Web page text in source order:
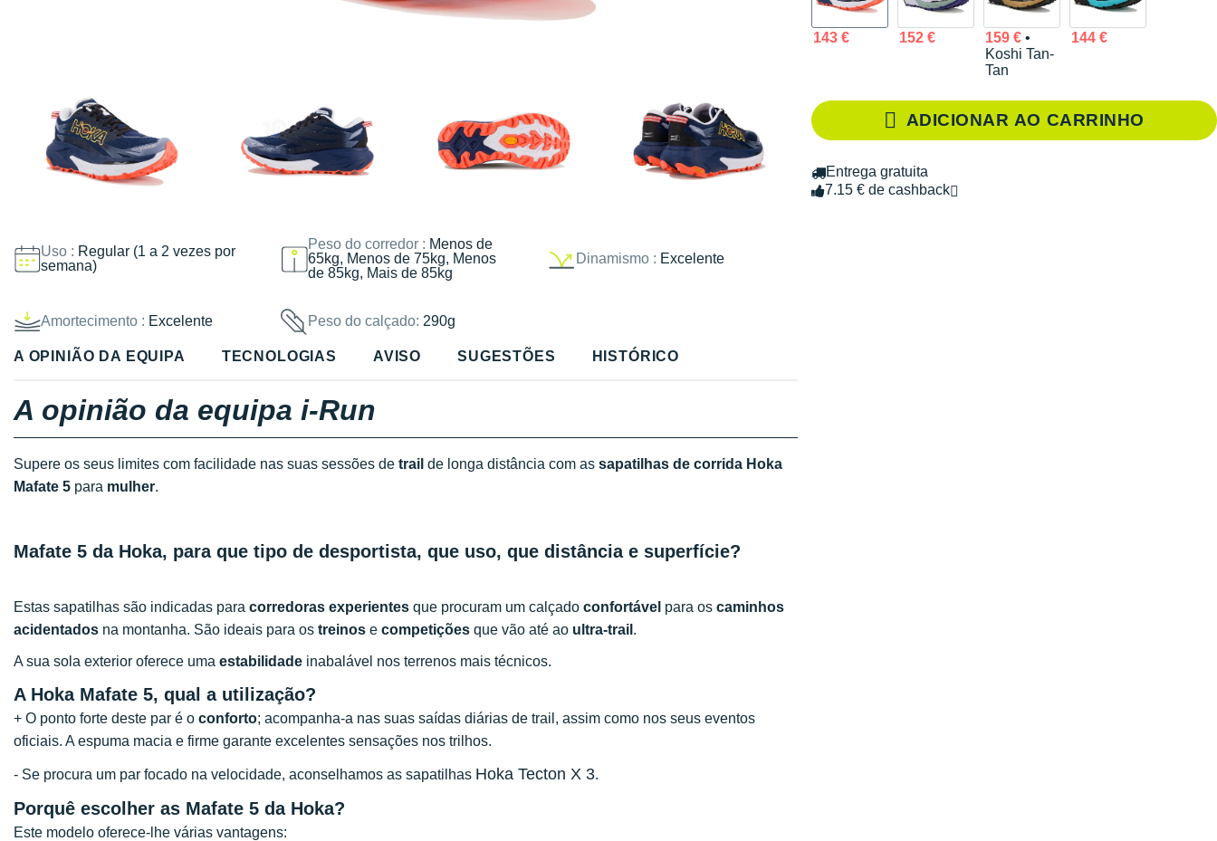
Uso : Regular (1 a 2 vezes por
semana)
Peso do corredor : Menos de
65kg, Menos de 75kg, Menos
de 85kg, Mais de 85kg
Dinamismo : Excelente
Amortecimento : Excelente Peso do calçado: 290g
143 € 152 € 159 €•
Koshi Tan-
Tan
144 €
ADICIONAR AO CARRINHO
Entrega gratuita
7.15 € de cashback
A OPINIÃO DA EQUIPA TECNOLOGIAS AVISO SUGESTÕES HISTÓRICO
A opinião da equipa i-Run
Supere os seus limites com facilidade nas suas sessões de trail de longa distância com as sapatilhas de corrida Hoka
Mafate 5 para mulher.
Mafate 5 da Hoka, para que tipo de desportista, que uso, que distância e superfície?
Estas sapatilhas são indicadas para corredoras experientes que procuram um calçado confortável para os caminhos
acidentados na montanha. São ideais para os treinos e competições que vão até ao ultra-trail .
A sua sola exterior oferece uma estabilidade inabalável nos terrenos mais técnicos.
A Hoka Mafate 5, qual a utilização?
+ O ponto forte deste par é o conforto; acompanha-a nas suas saídas diárias de trail, assim como nos seus eventos
oficiais. A espuma macia e firme garante excelentes sensações nos trilhos.
- Se procura um par focado na velocidade, aconselhamos as sapatilhas Hoka Tecton X 3.
Porquê escolher as Mafate 5 da Hoka?
Este modelo oferece-lhe várias vantagens: